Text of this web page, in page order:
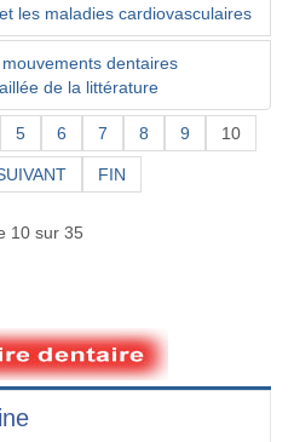
les maladies cardiovasculaires
dentaires
de la littérature
5 6 7 8 9 10
FIN
10 sur 35